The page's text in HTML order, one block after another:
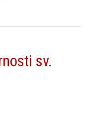
sv.